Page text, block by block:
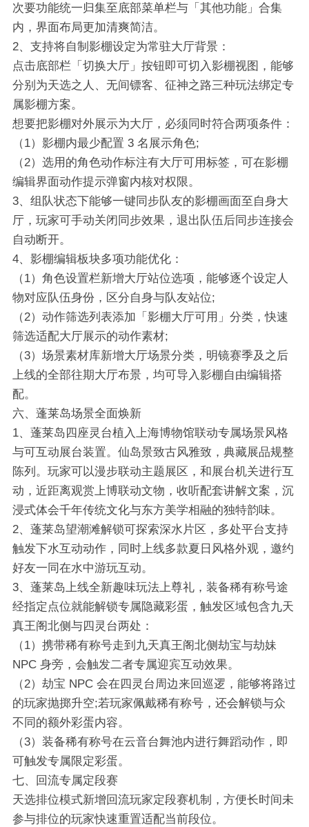
次要功能统一归集至底部菜单栏与「其他功能」合集
内，界面布局更加清爽简洁。
2、支持将自制影棚设定为常驻大厅背景：
点击底部栏「切换大厅」按钮即可切入影棚视图，能够
分别为天选之人、无间镖客、征神之路三种玩法绑定专
属影棚方案。
想要把影棚对外展示为大厅，必须同时符合两项条件：
（1）影棚内最少配置 3 名展示角色;
（2）选用的角色动作标注有大厅可用标签，可在影棚
编辑界面动作提示弹窗内核对权限。
3、组队状态下能够一键同步队友的影棚画面至自身大
厅，玩家可手动关闭同步效果，退出队伍后同步连接会
自动断开。
4、影棚编辑板块多项功能优化：
（1）角色设置栏新增大厅站位选项，能够逐个设定人
物对应队伍身份，区分自身与队友站位;
（2）动作筛选列表添加「影棚大厅可用」分类，快速
筛选适配大厅展示的动作素材;
（3）场景素材库新增大厅场景分类，明镜赛季及之后
上线的全部往期大厅布景，均可导入影棚自由编辑搭
配。
六、蓬莱岛场景全面焕新
1、蓬莱岛四座灵台植入上海博物馆联动专属场景风格
与可互动展台装置。仙岛景致古风雅致，典藏展品规整
陈列。玩家可以漫步联动主题展区，和展台机关进行互
动，近距离观赏上博联动文物，收听配套讲解文案，沉
浸式体会千年传统文化与东方美学相融的独特韵味。
2、蓬莱岛望潮滩解锁可探索深水片区，多处平台支持
触发下水互动动作，同时上线多款夏日风格外观，邀约
好友一同在水中游玩互动。
3、蓬莱岛上线全新趣味玩法上尊礼，装备稀有称号途
经指定点位就能解锁专属隐藏彩蛋，触发区域包含九天
真王阁北侧与四灵台两处：
（1）携带稀有称号走到九天真王阁北侧劫宝与劫妹
NPC 身旁，会触发二者专属迎宾互动效果。
（2）劫宝 NPC 会在四灵台周边来回巡逻，能够将路过
的玩家抛掷升空;若玩家佩戴稀有称号，还会解锁与众
不同的额外彩蛋内容。
（3）装备稀有称号在云音台舞池内进行舞蹈动作，即
可触发专属限定彩蛋。
七、回流专属定段赛
天选排位模式新增回流玩家定段赛机制，方便长时间未
参与排位的玩家快速重置适配当前段位。